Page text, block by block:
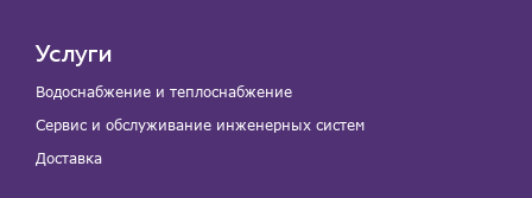
Услуги
Водоснабжение и теплоснабжение
Сервис и обслуживание инженерных систем
Доставка